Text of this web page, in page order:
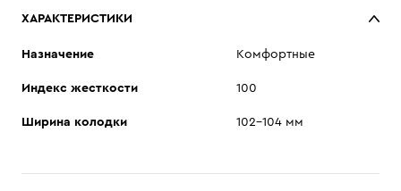
ХАРАКТЕРИСТИКИ
Назначение Комфортные
Индекс жесткости 100
Ширина колодки 102–104 мм